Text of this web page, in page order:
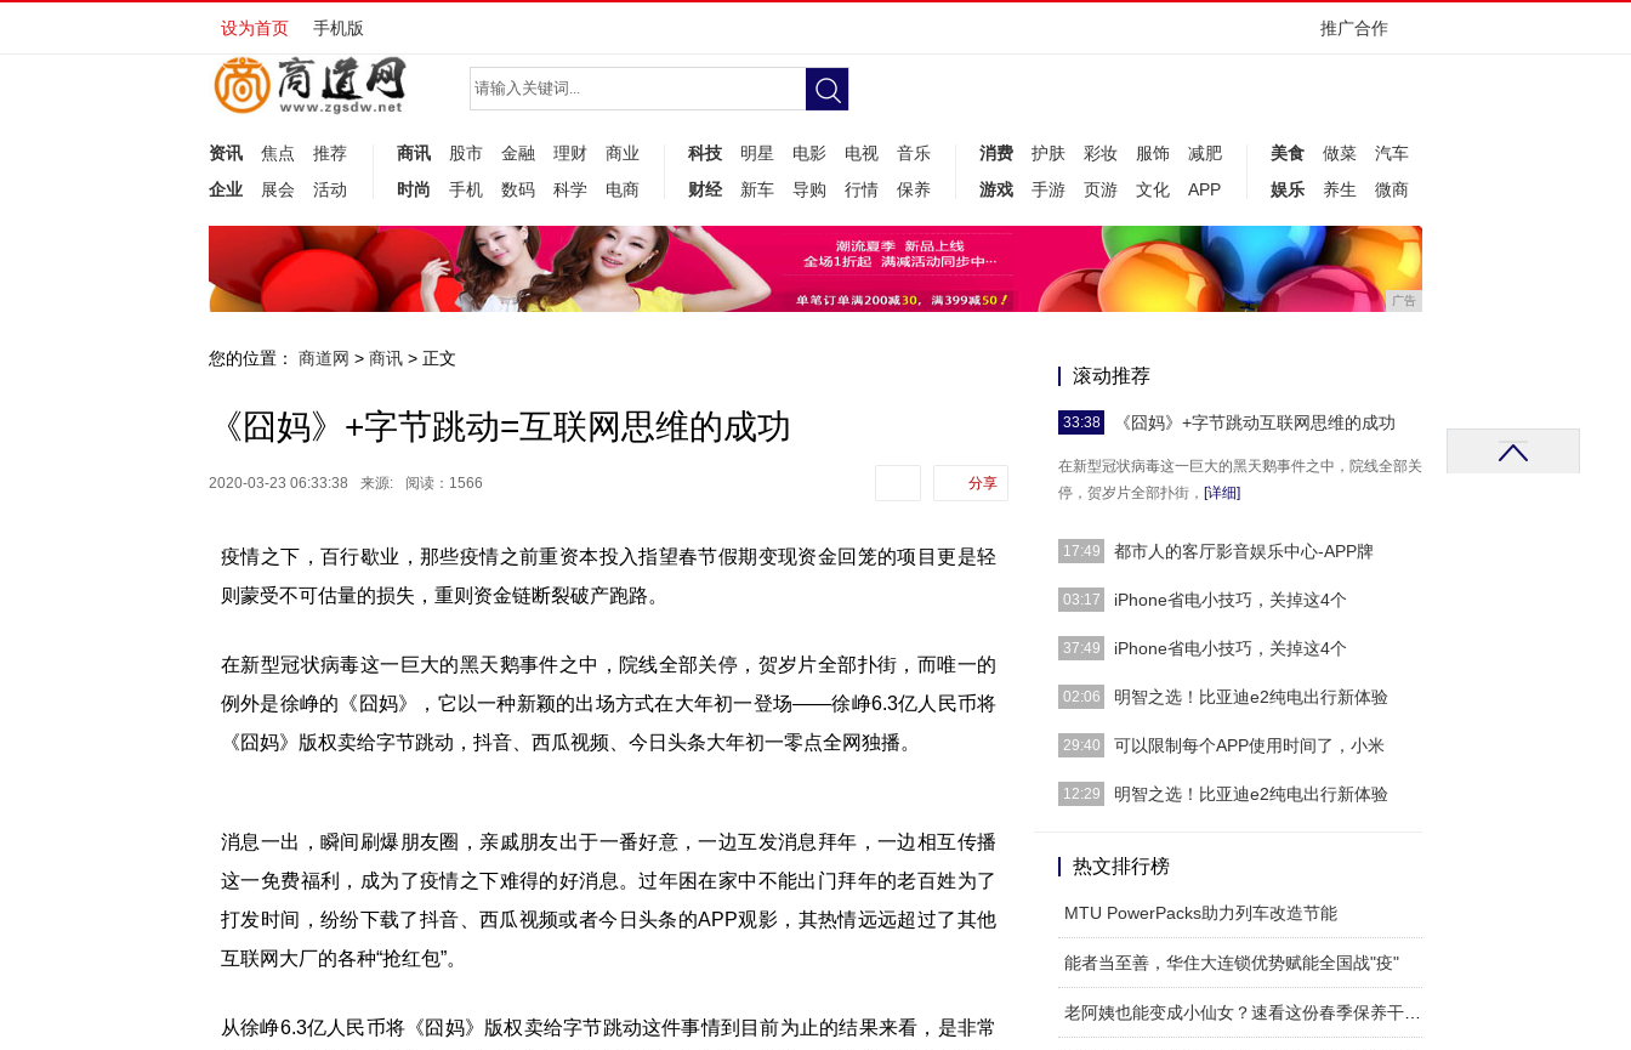
设为首页 手机版 推广合作
资讯 焦点
推荐
企业
展会 活动
商讯 股市 金融 理财
商业
时尚
手机 数码 科学 电商
科技 明星 电影 电视
音乐
财经
新车 导购 行情 保养
消费 护肤 彩妆 服饰
减肥
游戏
手游 页游 文化 APP
美食 做菜
汽车
娱乐
养生 微商
广告
您的位置： 商道网 > 商讯 > 正文
《囧妈》+字节跳动=互联网思维的成功
2020-03-23 06:33:38 来源: 阅读：1566 分享
疫情之下，百行歇业，那些疫情之前重资本投入指望春节假期变现资金回笼的项目更是轻
则蒙受不可估量的损失，重则资金链断裂破产跑路。
在新型冠状病毒这一巨大的黑天鹅事件之中，院线全部关停，贺岁片全部扑街，而唯一的
例外是徐峥的《囧妈》，它以一种新颖的出场方式在大年初一登场——徐峥6.3亿人民币将
《囧妈》版权卖给字节跳动，抖音、西瓜视频、今日头条大年初一零点全网独播。
消息一出，瞬间刷爆朋友圈，亲戚朋友出于一番好意，一边互发消息拜年，一边相互传播
这一免费福利，成为了疫情之下难得的好消息。过年困在家中不能出门拜年的老百姓为了
打发时间，纷纷下载了抖音、西瓜视频或者今日头条的APP观影，其热情远远超过了其他
互联网大厂的各种“抢红包”。
从徐峥6.3亿人民币将《囧妈》版权卖给字节跳动这件事情到目前为止的结果来看，是非常
滚动推荐
33:38 《囧妈》+字节跳动互联网思维的成功
在新型冠状病毒这一巨大的黑天鹅事件之中，院线全部关
停，贺岁片全部扑街， [详细]
17:49 都市人的客厅影音娱乐中心-APP牌
今天小编要给大家推荐一款多功能影音产品，下面就请听
03:17 iPhone省电小技巧，关掉这4个
随着智能手机发展的日趋成熟，手机的性能是越来越强
37:49 iPhone省电小技巧，关掉这4个
随着智能手机发展的日趋成熟，手机的性能是越来越强
02:06 明智之选！比亚迪e2纯电出行新体验
随着科技的不断发展，汽车这一传统工业也正在发生着改
29:40 可以限制每个APP使用时间了，小米
今天给大家聊一聊MIUI11中最新的“屏幕时间管理”这个功
12:29 明智之选！比亚迪e2纯电出行新体验
变。除了向更加环保的
热文排行榜
MTU PowerPacks助力列车改造节能
能者当至善，华住大连锁优势赋能全国战"疫"